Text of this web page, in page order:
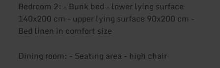
Bedroom 2: - Bunk bed - lower lying surface
140x200 cm - upper lying surface 90x200 cm -
Bed linen in comfort size
Dining room: - Seating area - high chair